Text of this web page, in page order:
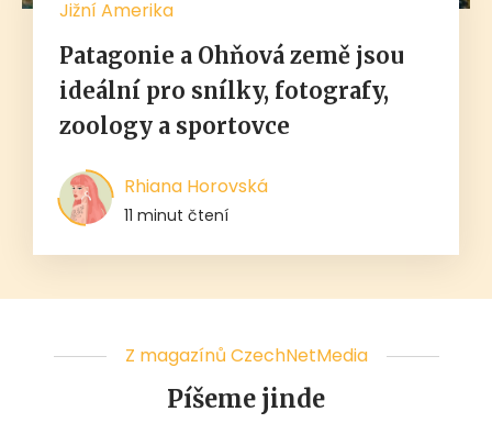
Jižní Amerika
Patagonie a Ohňová země jsou
ideální pro snílky, fotografy,
zoology a sportovce
Rhiana Horovská
11 minut čtení
Z magazínů CzechNetMedia
Píšeme jinde